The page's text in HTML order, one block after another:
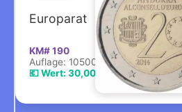
Europarat
KM# 190
Auflage: 105000
💶 Wert: 30,00 €